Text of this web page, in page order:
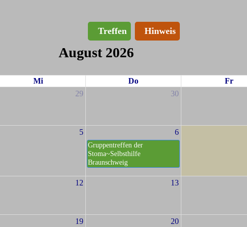
Treffen Hinweis
August 2026
Mi Do
Fr
29 30
5 6
Gruppentreffen der
Stoma~Selbsthilfe
Braunschweig
12 13
19 20